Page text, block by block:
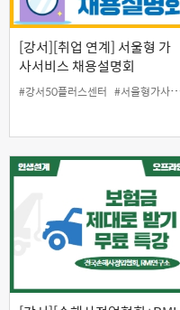
[강서][취업 연계] 서울형 가
사서비스 채용설명회
#강서50플러스센터 #서울형가사서비스